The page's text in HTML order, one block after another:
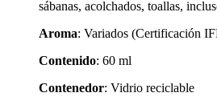
sábanas, acolchados, toallas,
Aroma: Variados (Certificación
Contenido: 60 ml
Contenedor: Vidrio reciclable